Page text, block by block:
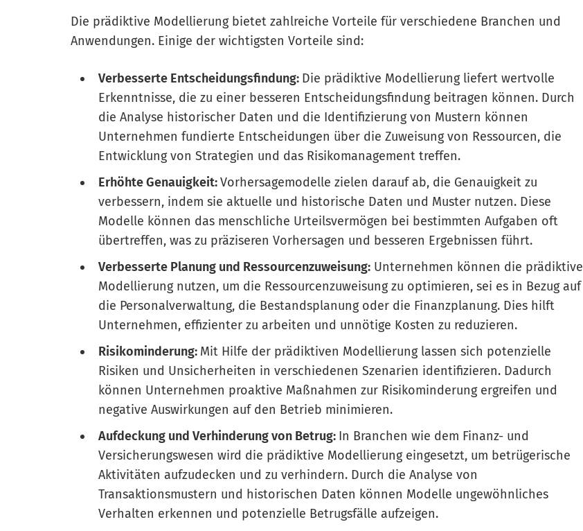
Die prädiktive Modellierung bietet zahlreiche Vorteile für verschiedene Branchen und
Anwendungen. Einige der wichtigsten Vorteile sind:
Verbesserte Entscheidungsfindung: Die prädiktive Modellierung liefert wertvolle
Erkenntnisse, die zu einer besseren Entscheidungsfindung beitragen können. Durch
die Analyse historischer Daten und die Identifizierung von Mustern können
Unternehmen fundierte Entscheidungen über die Zuweisung von Ressourcen, die
Entwicklung von Strategien und das Risikomanagement treffen.
Erhöhte Genauigkeit:Vorhersagemodelle zielen darauf ab, die Genauigkeit zu
verbessern, indem sie aktuelle und historische Daten und Muster nutzen. Diese
Modelle können das menschliche Urteilsvermögen bei bestimmten Aufgaben oft
übertreffen, was zu präziseren Vorhersagen und besseren Ergebnissen führt.
Verbesserte Planung und Ressourcenzuweisung: Unternehmen können die prädiktive
Modellierung nutzen, um die Ressourcenzuweisung zu optimieren, sei es in Bezug auf
die Personalverwaltung, die Bestandsplanung oder die Finanzplanung. Dies hilft
Unternehmen, effizienter zu arbeiten und unnötige Kosten zu reduzieren.
Risikominderung: Mit Hilfe der prädiktiven Modellierung lassen sich potenzielle
Risiken und Unsicherheiten in verschiedenen Szenarien identifizieren. Dadurch
können Unternehmen proaktive Maßnahmen zur Risikominderung ergreifen und
negative Auswirkungen auf den Betrieb minimieren.
Aufdeckung und Verhinderung von Betrug: In Branchen wie dem Finanz- und
Versicherungswesen wird die prädiktive Modellierung eingesetzt, um betrügerische
Aktivitäten aufzudecken und zu verhindern. Durch die Analyse von
Transaktionsmustern und historischen Daten können Modelle ungewöhnliches
Verhalten erkennen und potenzielle Betrugsfälle aufzeigen.